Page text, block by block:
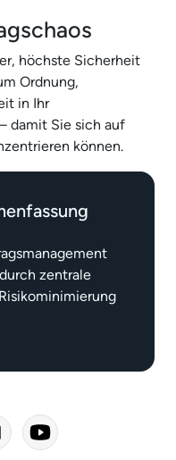
höchste Sicherheit
Ordnung,
in Ihr
damit Sie sich auf
können.
zentrale